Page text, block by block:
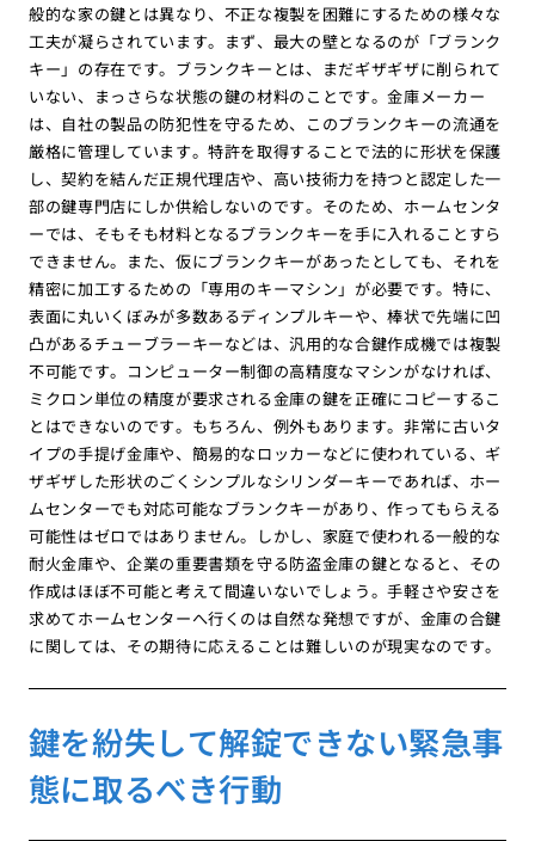
般的な家の鍵とは異なり、不正な複製を困難にするための様々な
工夫が凝らされています。まず、最大の壁となるのが「ブランク
キー」の存在です。ブランクキーとは、まだギザギザに削られて
いない、まっさらな状態の鍵の材料のことです。金庫メーカー
は、自社の製品の防犯性を守るため、このブランクキーの流通を
厳格に管理しています。特許を取得することで法的に形状を保護
し、契約を結んだ正規代理店や、高い技術力を持つと認定した一
部の鍵専門店にしか供給しないのです。そのため、ホームセンタ
ーでは、そもそも材料となるブランクキーを手に入れることすら
できません。また、仮にブランクキーがあったとしても、それを
精密に加工するための「専用のキーマシン」が必要です。特に、
表面に丸いくぼみが多数あるディンプルキーや、棒状で先端に凹
凸があるチューブラーキーなどは、汎用的な合鍵作成機では複製
不可能です。コンピューター制御の高精度なマシンがなければ、
ミクロン単位の精度が要求される金庫の鍵を正確にコピーするこ
とはできないのです。もちろん、例外もあります。非常に古いタ
イプの手提げ金庫や、簡易的なロッカーなどに使われている、ギ
ザギザした形状のごくシンプルなシリンダーキーであれば、ホー
ムセンターでも対応可能なブランクキーがあり、作ってもらえる
可能性はゼロではありません。しかし、家庭で使われる一般的な
耐火金庫や、企業の重要書類を守る防盗金庫の鍵となると、その
作成はほぼ不可能と考えて間違いないでしょう。手軽さや安さを
求めてホームセンターへ行くのは自然な発想ですが、金庫の合鍵
に関しては、その期待に応えることは難しいのが現実なのです。
鍵を紛失して解錠できない緊急事
態に取るべき行動